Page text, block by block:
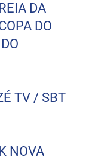
DA
DO
TV / SBT
NOVA